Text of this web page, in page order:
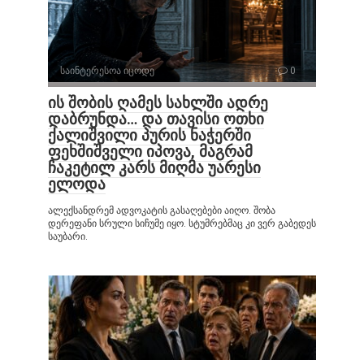
საინტერესოა იცოდე 0
ის შობის ღამეს სახლში ადრე
დაბრუნდა… და თავისი ოთხი
ქალიშვილი პურის ნაჭერში
ფეხშიშველი იპოვა, მაგრამ
ჩაკეტილ კარს მიღმა უარესი
ელოდა
ალექსანდრემ ადვოკატის გასაღებები აიღო. შობა
დერეფანი სრული სიჩუმე იყო. სტუმრებმაც კი ვერ გაბედეს
საუბარი.